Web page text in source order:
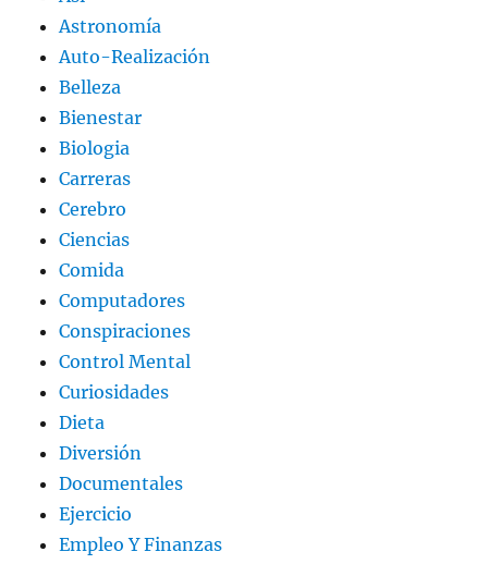
Astronomía
Auto-Realización
Belleza
Bienestar
Biologia
Carreras
Cerebro
Ciencias
Comida
Computadores
Conspiraciones
Control Mental
Curiosidades
Dieta
Diversión
Documentales
Ejercicio
Empleo Y Finanzas